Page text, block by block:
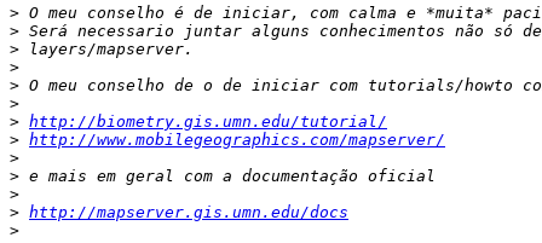
>
>
>
>
>
>
> http://biometry.gis.umn.edu/tutorial/
> http://www.mobilegeographics.com/mapserver/
>
>
>
> http://mapserver.gis.umn.edu/docs
>